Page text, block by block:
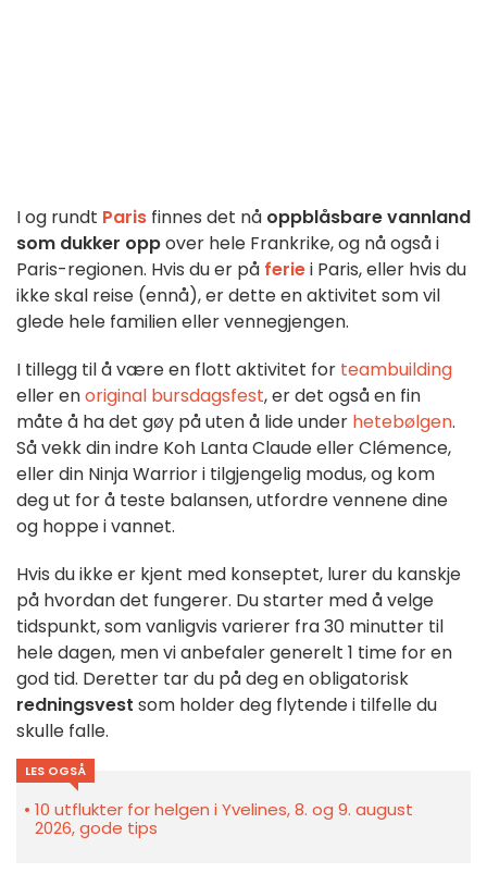
I og rundt Paris finnes det nå oppblåsbare vannland
som dukker oppover hele Frankrike, og nå også i
Paris-regionen. Hvis du er på feriei Paris, eller hvis du
ikke skal reise (ennå), er dette en aktivitet som vil
glede hele familien eller vennegjengen.
I tillegg til å være en flott aktivitet for teambuilding
eller enoriginal bursdagsfest, er det også en fin
måte å ha det gøy på uten å lide under hetebølgen.
Så vekk din indre Koh Lanta Claude eller Clémence,
eller din Ninja Warrior i tilgjengelig modus, og kom
deg ut for å teste balansen, utfordre vennene dine
og hoppe i vannet.
Hvis du ikke er kjent med konseptet, lurer du kanskje
på hvordan det fungerer. Du starter med å velge
tidspunkt, som vanligvis varierer fra 30 minutter til
hele dagen, men vi anbefaler generelt 1 time for en
god tid. Deretter tar du på deg en obligatorisk
redningsvest som holder deg flytende i tilfelle du
skulle falle.
LES OGSÅ
10 utflukter for helgen i Yvelines, 8. og 9. august
2026, gode tips